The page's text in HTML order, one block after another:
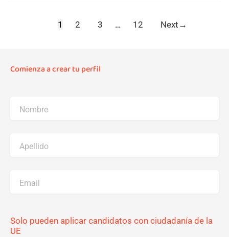
1 2 3 … 12 Next →
Comienza a crear tu perfil
Nombre
Apellido
Email
Solo pueden aplicar candidatos con ciudadanía de la
UE